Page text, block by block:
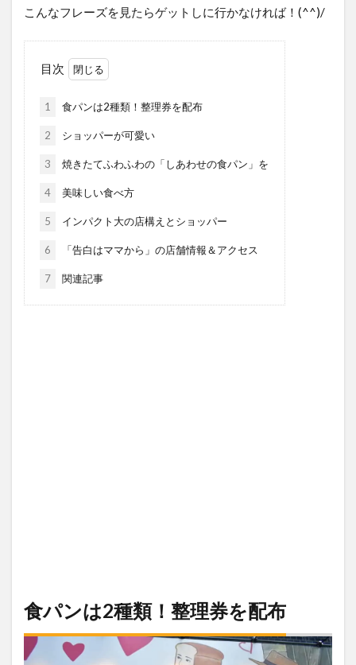
こんなフレーズを見たらゲットしに行かなければ！(^^)/
目次
1 食パンは2種類！整理券を配布
2 ショッパーが可愛い
3 焼きたてふわふわの「しあわせの食パン」を
4 美味しい食べ方
5 インパクト大の店構えとショッパー
6 「告白はママから」の店舗情報＆アクセス
7 関連記事
食パンは2種類！整理券を配布